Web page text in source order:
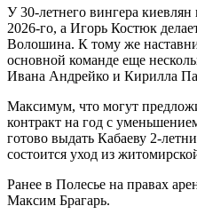
У 30-летнего вингера киевлян
2026-го, а Игорь Костюк
Волошина. К тому же
основной команде еще
Ивана Андрейко и Кирилла
Максимум, что могут
контракт на год с
готово выдать Кабаеву 2-
состоится уход из
Ранее в Полесье на правах
Максим Брагарь.